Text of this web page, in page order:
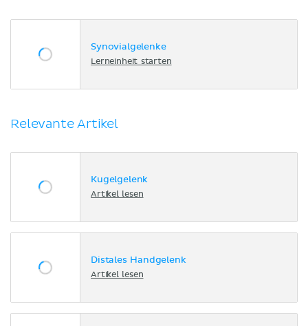
Synovialgelenke
Lerneinheit starten
Relevante Artikel
Kugelgelenk
Artikel lesen
Distales Handgelenk
Artikel lesen